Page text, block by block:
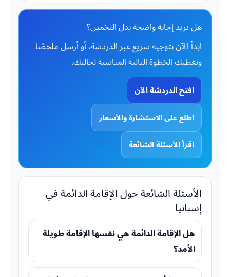
هل تريد إجابة واضحة بدل التخمين؟
ابدأ الآن بتوجيه سريع عبر الدردشة، أو أرسل ملخصًا
ونعطيك الخطوة التالية المناسبة لحالتك.
افتح الدردشة الآن
اطلع على الاستشارة والأسعار
اقرأ الأسئلة الشائعة
الأسئلة الشائعة حول الإقامة الدائمة في
إسبانيا
هل الإقامة الدائمة هي نفسها الإقامة طويلة
الأمد؟